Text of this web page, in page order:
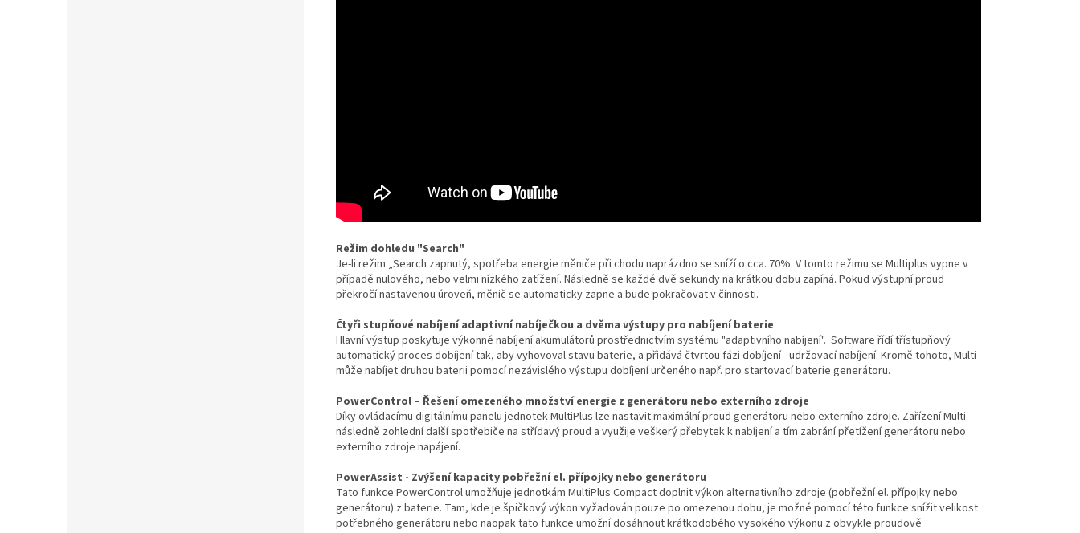
Režim dohledu "Search"
Je-li režim „Search zapnutý, spotřeba energie měniče při chodu naprázdno se sníží o cca. 70%. V tomto režimu se Multiplus vypne v
případě nulového, nebo velmi nízkého zatížení. Následně se každé dvě sekundy na krátkou dobu zapíná. Pokud výstupní proud
překročí nastavenou úroveň, měnič se automaticky zapne a bude pokračovat v činnosti.
Čtyři stupňové nabíjení adaptivní nabíječkou a dvěma výstupy pro nabíjení baterie
Hlavní výstup poskytuje výkonné nabíjení akumulátorů prostřednictvím systému "adaptivního nabíjení". Software řídí třístupňový
automatický proces dobíjení tak, aby vyhovoval stavu baterie, a přidává čtvrtou fázi dobíjení - udržovací nabíjení. Kromě tohoto, Multi
může nabíjet druhou baterii pomocí nezávislého výstupu dobíjení určeného např. pro startovací baterie generátoru.
PowerControl – Řešení omezeného množství energie z generátoru nebo externího zdroje
Díky ovládacímu digitálnímu panelu jednotek MultiPlus lze nastavit maximální proud generátoru nebo externího zdroje. Zařízení Multi
následně zohlední další spotřebiče na střídavý proud a využije veškerý přebytek k nabíjení a tím zabrání přetížení generátoru nebo
externího zdroje napájení.
PowerAssist - Zvýšení kapacity pobřežní el. přípojky nebo generátoru
Tato funkce PowerControl umožňuje jednotkám MultiPlus Compact doplnit výkon alternativního zdroje (pobřežní el. přípojky nebo
generátoru) z baterie. Tam, kde je špičkový výkon vyžadován pouze po omezenou dobu, je možné pomocí této funkce snížit velikost
potřebného generátoru nebo naopak tato funkce umožní dosáhnout krátkodobého vysokého výkonu z obvykle proudově